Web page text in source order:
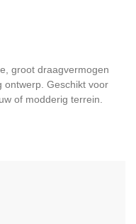
groot draagvermogen
ontwerp. Geschikt voor
of modderig terrein.